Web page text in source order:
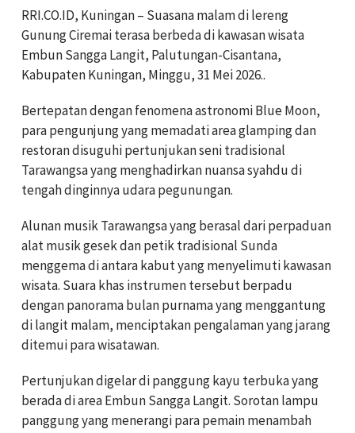
RRI.CO.ID, Kuningan – Suasana malam di lereng
Gunung Ciremai terasa berbeda di kawasan wisata
Embun Sangga Langit, Palutungan-Cisantana,
Kabupaten Kuningan, Minggu, 31 Mei 2026..
Bertepatan dengan fenomena astronomi Blue Moon,
para pengunjung yang memadati area glamping dan
restoran disuguhi pertunjukan seni tradisional
Tarawangsa yang menghadirkan nuansa syahdu di
tengah dinginnya udara pegunungan.
Alunan musik Tarawangsa yang berasal dari perpaduan
alat musik gesek dan petik tradisional Sunda
menggema di antara kabut yang menyelimuti kawasan
wisata. Suara khas instrumen tersebut berpadu
dengan panorama bulan purnama yang menggantung
di langit malam, menciptakan pengalaman yang jarang
ditemui para wisatawan.
Pertunjukan digelar di panggung kayu terbuka yang
berada di area Embun Sangga Langit. Sorotan lampu
panggung yang menerangi para pemain menambah